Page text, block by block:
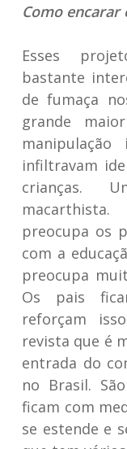
Como encarar
Esses
bastante
de fumaça
grande
infiltravam
crianças.
preocupa os
com a
preocupa
Os pais
reforçam
revista que é
entrada do
no Brasil.
ficam com
se estende e